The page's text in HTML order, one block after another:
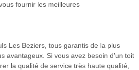
fournir les meilleures
Les Beziers, tous garantis de la plus
avantageux. Si vous avez besoin d'un toit
la qualité de service très haute qualité,